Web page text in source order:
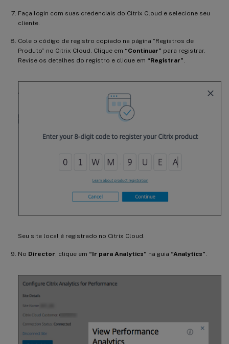
Faça login com suas credenciais do Citrix Cloud e selecione seu
cliente.
Cole o código de registro copiado na página “Registros de
Produto” no Citrix Cloud. Clique em “Continuar” para registrar.
Revise os detalhes do registro e clique em “Registrar”.
Seu site local é registrado no Citrix Cloud.
No Director, clique em “Ir para Analytics” na guia “Analytics”.